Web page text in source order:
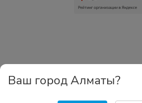
Ваш город Алматы?